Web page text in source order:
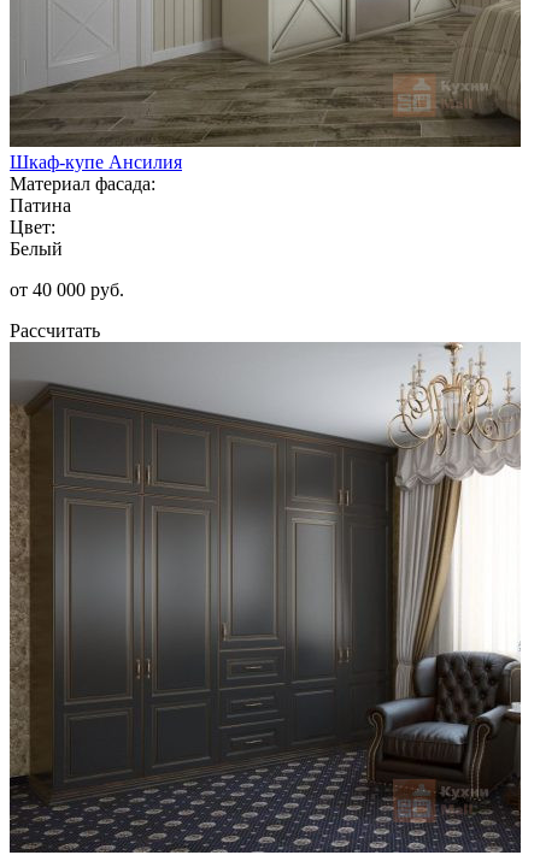
Шкаф-купе Ансилия
Материал фасада:
Патина
Цвет:
Белый
от 40 000 руб.
Рассчитать